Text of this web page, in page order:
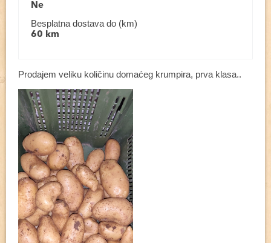
Ne
Besplatna dostava do (km)
60 km
Prodajem veliku količinu domaćeg krumpira, prva klasa..